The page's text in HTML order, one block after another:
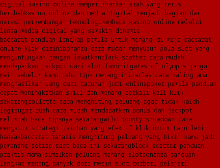
digital kasino online memperlihatkan arah yang terus
berubah kasino online dan media digital menjadi bagian dari
narasi perkembangan teknologimembaca kasino online melalui
lensa media digital yang semakin dinamis
baccarat panduan lengkap pemula untuk menang di meja baccarat
online klik disini bonanza cara mudah menyusun pola slot yang
menguntungkan jangan lewatkan black scatter cara mudah
mendapatkan jackpot dari slot favoritgates of olympus jangan
main sebelum kamu tahu tips menang iniparlay cara paling aman
menghasilkan uang dari taruhan judi onlinepoker pemula panduan
cepat meningkatkan skill dan menang berkali kali klik
sekarangroulette cara menghitung peluang agar tidak kalah
lagisugar rush cara mudah mendapatkan bonus dan jackpot
melimpah baca tipsnya sekarangwild bounty showdown cara
mengatur strategi taruhan yang efektif klik untuk tahu lebih
banyak baccarat rahasia menghitung peluang yang bikin kamu jadi
pemenang setiap saat baca ini sekarang black scatter panduan
praktis memaksimalkan peluang menang slotbonanza panduan
lengkap menang banyak dari mesin slot terbaru pelajari